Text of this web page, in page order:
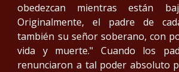
obedezcan mientras están
Originalmente, el padre de
también su señor soberano, con
vida y muerte." Cuando los
renunciaron a tal poder absoluto